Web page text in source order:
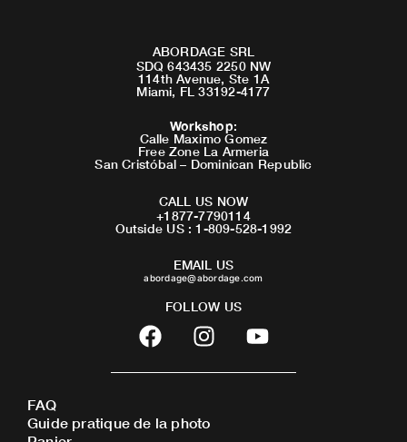
ABORDAGE SRL
SDQ 643435 2250 NW
114th Avenue, Ste 1A
Miami, FL 33192-4177
Workshop:
Calle Maximo Gomez
Free Zone La Armeria
San Cristóbal – Dominican Republic
CALL US NOW
+1877-7790114
Outside US : 1-809-528-1992
EMAIL US
abordage@abordage.com
FOLLOW US
F
a
c
b
I
n
s
a
Y
o
u
FAQ
Guide pratique de la photo